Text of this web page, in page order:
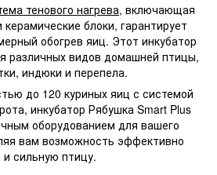
тенового нагрева, включающая
блоки, гарантирует
обогрев яиц. Этот инкубатор
различных видов домашней птицы,
индюки и перепела.
до 120 куриных яиц с системой
инкубатор Рябушка Smart Plus
оборудованием для вашего
вам возможность эффективно
сильную птицу.